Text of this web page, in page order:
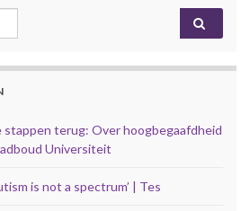
terug: Over hoogbegaafdheid
Universiteit
is not a spectrum’ | Tes